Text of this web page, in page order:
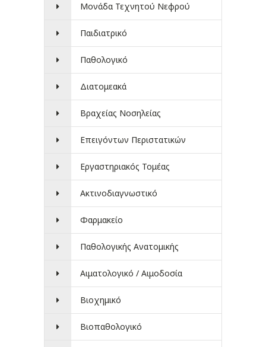
Μονάδα Τεχνητού Νεφρού
Παιδιατρικό
Παθολογικό
Διατομεακά
Βραχείας Νοσηλείας
Επειγόντων Περιστατικών
Εργαστηριακός Τομέας
Ακτινοδιαγνωστικό
Φαρμακείο
Παθολογικής Ανατομικής
Αιματολογικό / Αιμοδοσία
Βιοχημικό
Βιοπαθολογικό